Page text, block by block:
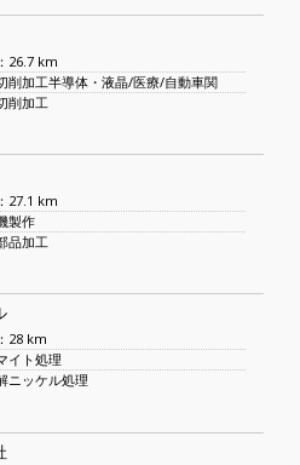
26.7 km
削加工半導体・液晶/医療/自動車関
削加工
27.1 km
製作
品加工
28 km
イト処理
ニッケル処理